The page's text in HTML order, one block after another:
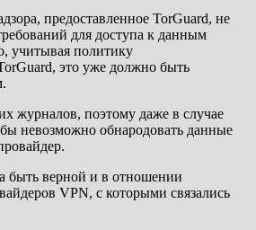
предоставленное TorGuard, не
для доступа к данным
учитывая политику
это уже должно быть
журналов, поэтому даже в случае
невозможно обнародовать данные
быть верной и в отношении
VPN, с которыми связались